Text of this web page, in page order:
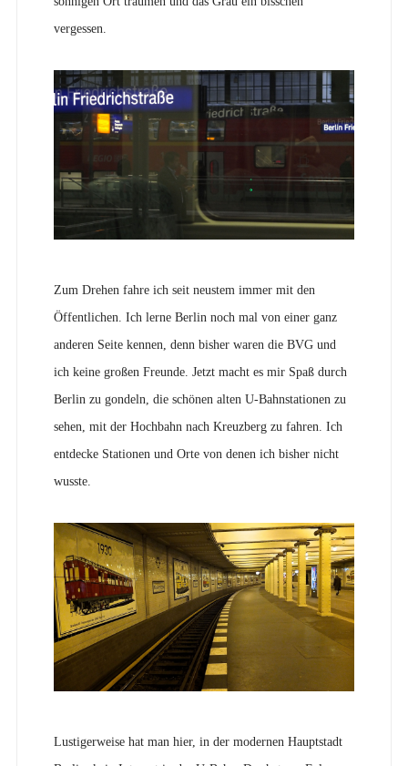
vergessen.
Zum Drehen fahre ich seit neustem immer mit den
Öffentlichen. Ich lerne Berlin noch mal von einer ganz
anderen Seite kennen, denn bisher waren die BVG und
ich keine großen Freunde. Jetzt macht es mir Spaß durch
Berlin zu gondeln, die schönen alten U-Bahnstationen zu
sehen, mit der Hochbahn nach Kreuzberg zu fahren. Ich
entdecke Stationen und Orte von denen ich bisher nicht
wusste.
Lustigerweise hat man hier, in der modernen Hauptstadt